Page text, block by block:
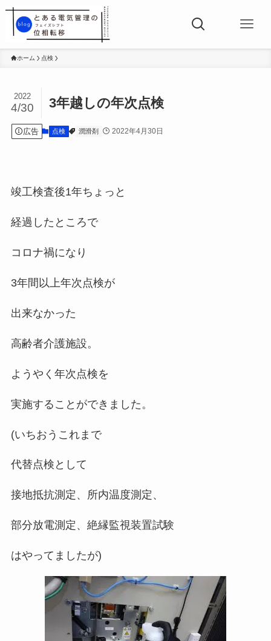
ホーム 点検
3年越しの年次点検
2022
4/30
広告 点検 潤滑剤 2022年4月30日
竣工検査後1年ちょっと
経過したところで
コロナ禍になり
3年間以上年次点検が
出来なかった
高齢者介護施設。
ようやく年次点検を
実施することができました。
(いちおうこれまで
代替点検として
接地抵抗測定、所内温度測定、
部分放電測定、絶縁監視装置試験
はやってましたが)